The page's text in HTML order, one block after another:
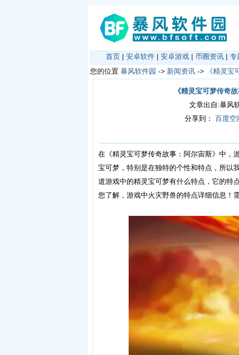
首页 | 安卓软件 | 安卓游戏 | 币圈资讯 | 专
您的位置 暴风软件园 -> 新闻资讯 -> 《精灵
《精灵宝可梦传奇
文章出自:暴风
分享到：
百度空
在《精灵宝可梦传奇故事：阿尔宙斯》中，
宝可梦，特别是在独特的个性和特点，所以
道游戏中的精灵宝可梦有什么特点，它的特
您了解，游戏中火灾野兽的特点详细信息！